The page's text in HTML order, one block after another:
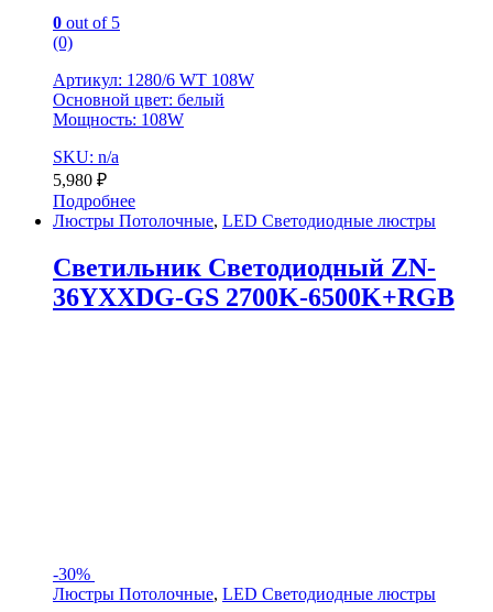
0 out of 5
(0)
Артикул: 1280/6 WT 108W
Основной цвет: белый
Мощность: 108W
SKU: n/a
5,980 ₽
Подробнее
Люстры Потолочные, LED Светодиодные люстры
Светильник Светодиодный ZN-
36YXXDG-GS 2700K-6500K+RGB
-30%
Люстры Потолочные, LED Светодиодные люстры